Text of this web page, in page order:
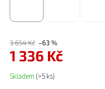
3 654 Kč –63 %
1 336 Kč
Měrná cena:
Skladem (>5 ks)